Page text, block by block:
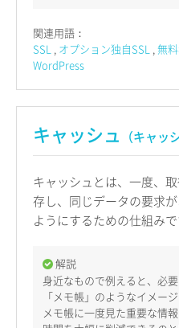
関連用語：
SSL
オプション独自SSL 無
WordPress
キャッシュ （キャッ
キャッシュとは、一度、
存し、同じデータの要求
ようにするための仕組みで
解説
身近なもので例えると、必
「メモ帳」のようなイメージ
メモ帳に一度見た重要な情